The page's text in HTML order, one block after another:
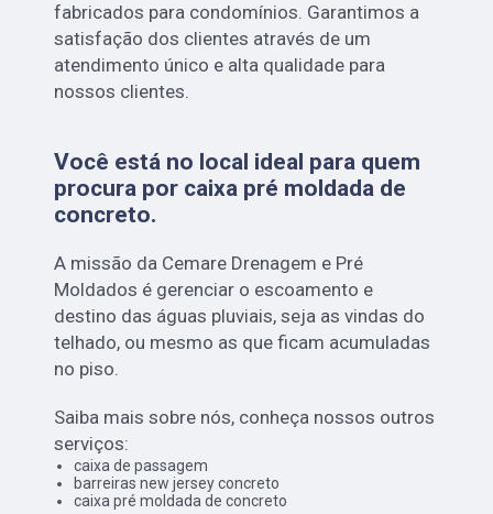
fabricados para condomínios. Garantimos a
satisfação dos clientes através de um
atendimento único e alta qualidade para
nossos clientes.
Você está no local ideal para quem
procura por caixa pré moldada de
concreto.
A missão da Cemare Drenagem e Pré
Moldados é gerenciar o escoamento e
destino das águas pluviais, seja as vindas do
telhado, ou mesmo as que ficam acumuladas
no piso.
Saiba mais sobre nós, conheça nossos outros
serviços:
caixa de passagem
barreiras new jersey concreto
caixa pré moldada de concreto